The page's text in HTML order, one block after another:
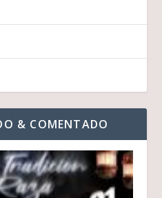
& COMENTADO